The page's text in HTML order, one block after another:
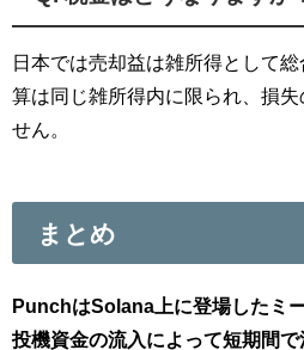
日本では売却益は雑所得として
算は同じ雑所得内に限られ、損
せん。
まとめ
PunchはSolana上に登場したミ
投機資金の流入によって短期間で